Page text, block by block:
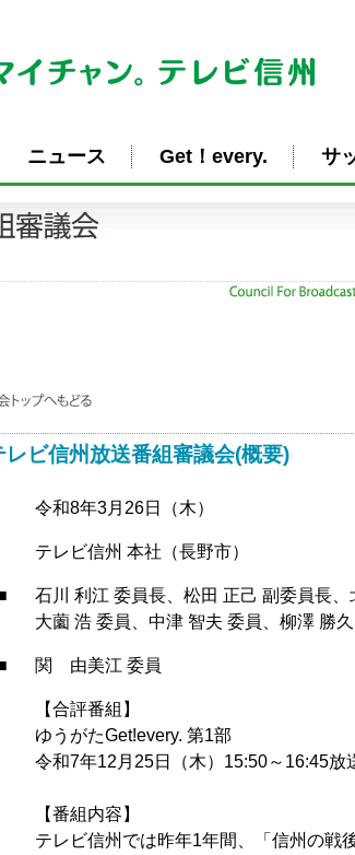
ニュース Get！every. サ
ビ信州放送番組審議会(概要)
令和8年3月26日（木）
テレビ信州 本社（長野市）
石川 利江 委員長、松田 正己 副委員長
大薗 浩 委員、中津 智夫 委員、柳澤 勝
関 由美江 委員
【合評番組】
ゆうがたGet!every. 第1部
令和7年12月25日（木）15:50～16:45放
【番組内容】
テレビ信州では昨年1年間、「信州の戦